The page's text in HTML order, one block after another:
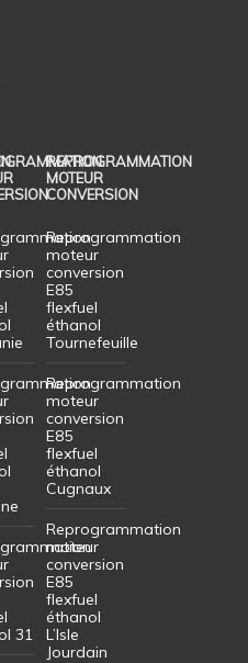
31
REPROGRAMMATION
MOTEUR
CONVERSION
Reprogrammation
moteur
conversion
E85
flexfuel
éthanol
Tournefeuille
Reprogrammation
moteur
conversion
E85
flexfuel
éthanol
Cugnaux
Reprogrammation
moteur
conversion
E85
flexfuel
éthanol
L’Isle
Jourdain